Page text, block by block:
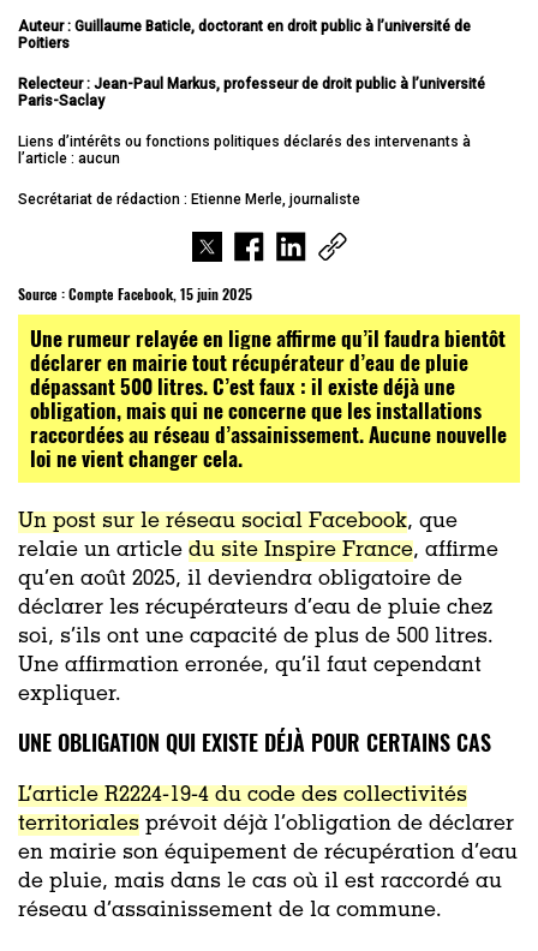
Auteur : Guillaume Baticle, doctorant en droit public à l’université de
Poitiers
Relecteur : Jean-Paul Markus, professeur de droit public à l’université
Paris-Saclay
Liens d’intérêts ou fonctions politiques déclarés des intervenants à
l’article : aucun
Secrétariat de rédaction : Etienne Merle, journaliste
Source :Compte Facebook, 15 juin 2025
Une rumeur relayée en ligne affirme qu’il faudra bientôt
déclarer en mairie tout récupérateur d’eau de pluie
dépassant 500 litres. C’est faux : il existe déjà une
obligation, mais qui ne concerne que les installations
raccordées au réseau d’assainissement. Aucune nouvelle
loi ne vient changer cela.
Un post sur le réseau social Facebook, que
relaie un article du site Inspire France, affirme
qu’en août 2025, il deviendra obligatoire de
déclarer les récupérateurs d’eau de pluie chez
soi, s’ils ont une capacité de plus de 500 litres.
Une affirmation erronée, qu’il faut cependant
expliquer.
UNE OBLIGATION QUI EXISTE DÉJÀ POUR CERTAINS CAS
L’article R2224-19-4 du code des collectivités
territoriales prévoit déjà l’obligation de déclarer
en mairie son équipement de récupération d’eau
de pluie, mais dans le cas où il est raccordé au
réseau d’assainissement de la commune.